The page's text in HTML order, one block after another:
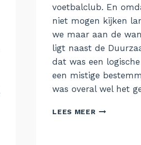
voetbalclub. En
niet mogen kijken
we maar aan de
ligt naast de
dat was een
een mistige
was overal wel het
LEES MEER21.